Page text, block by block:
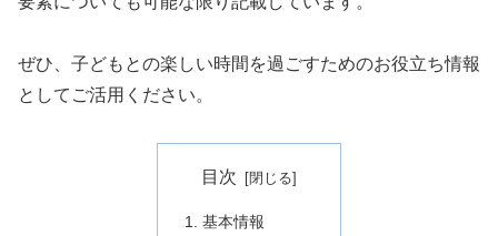
ぜひ、子どもとの楽しい時間を過ごすためのお役立ち情報
としてご活用ください。
目次
基本情報